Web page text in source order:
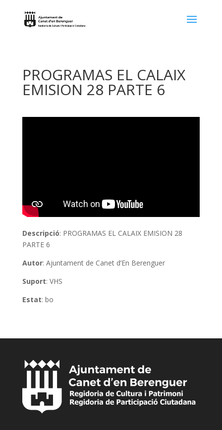
PROGRAMAS EL CALAIX
EMISION 28 PARTE 6
Descripció: PROGRAMAS EL CALAIX EMISION 28
PARTE 6
Autor: Ajuntament de Canet d’En Berenguer
Suport: VHS
Estat: bo